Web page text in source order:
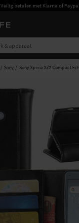
Veilig betalen met Klarna of Paypal
Sony Sony Xperia XZ2 Compact